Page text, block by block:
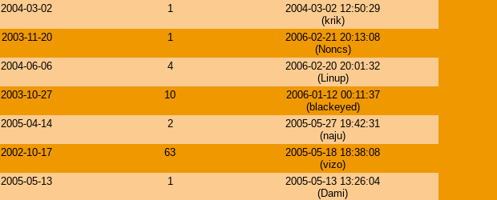
2004-03-02 1
2004-03-02 12:50:29
(krik)
2003-11-20 1
2006-02-21 20:13:08
(Noncs)
2004-06-06 4
2006-02-20 20:01:32
(Linup)
2003-10-27 10
2006-01-12 00:11:37
(blackeyed)
2005-04-14 2
2005-05-27 19:42:31
(naju)
2002-10-17 63
2005-05-18 18:38:08
(vizo)
2005-05-13 1
2005-05-13 13:26:04
(Dami)